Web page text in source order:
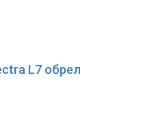
L7 обрел